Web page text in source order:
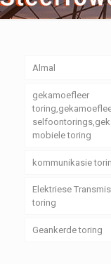
Almal
gekamoefleer
mobiele toring
kommunikasie
Elektriese
toring
Geankerde toring